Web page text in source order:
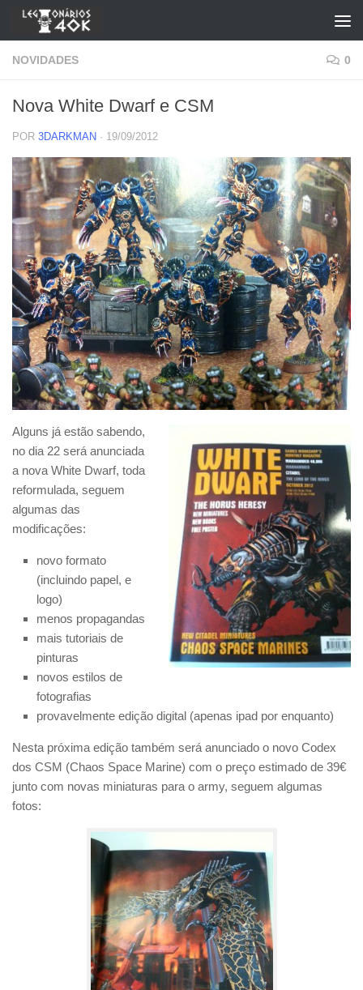
Skip to content
NOVIDADES 0
Nova White Dwarf e CSM
POR 3DARKMAN · 19/09/2012
Alguns já estão sabendo,
no dia 22 será anunciada
a nova White Dwarf, toda
reformulada, seguem
algumas das
modificações:
novo formato
(incluindo papel, e
logo)
menos propagandas
mais tutoriais de
pinturas
novos estilos de
fotografias
provavelmente edição digital (apenas ipad por enquanto)
Nesta próxima edição também será anunciado o novo Codex
dos CSM (Chaos Space Marine) com o preço estimado de 39€
junto com novas miniaturas para o army, seguem algumas
fotos: